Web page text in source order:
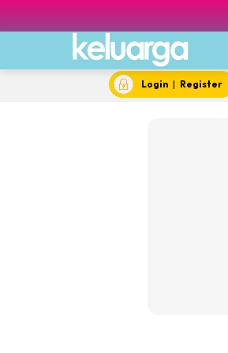
Login | Register